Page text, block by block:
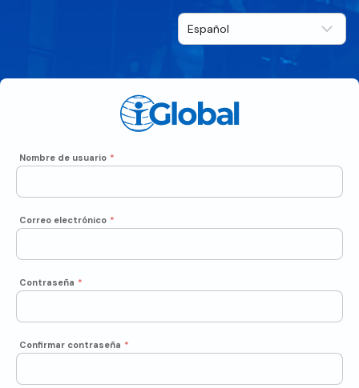
Nombre de usuario *
Correo electrónico *
Contraseña *
Confirmar contraseña *